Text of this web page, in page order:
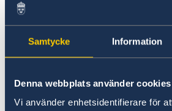
Samtycke Information
Denna webbplats använder cookies
Vi använder enhetsidentifierare för
arasındaki işbirliğine ilişkin
-konaklama ücretini kimin
-davetiyeyi imzalayan
b)Türk spor kulübü veya spor